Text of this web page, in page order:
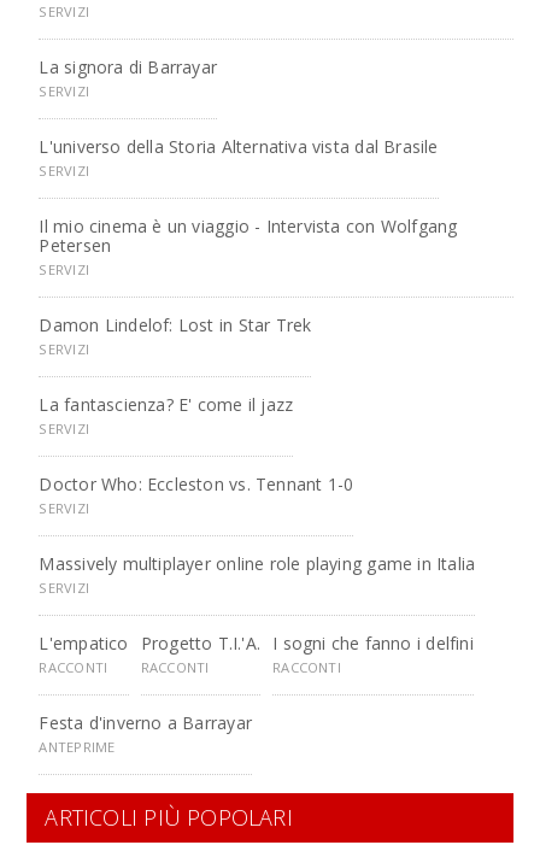
SERVIZI
La signora di Barrayar
SERVIZI
L'universo della Storia Alternativa vista dal Brasile
SERVIZI
Il mio cinema è un viaggio - Intervista con Wolfgang
Petersen
SERVIZI
Damon Lindelof: Lost in Star Trek
SERVIZI
La fantascienza? E' come il jazz
SERVIZI
Doctor Who: Eccleston vs. Tennant 1-0
SERVIZI
Massively multiplayer online role playing game in Italia
SERVIZI
L'empatico
RACCONTI
Progetto T.I.'A.
RACCONTI
I sogni che fanno i delfini
RACCONTI
Festa d'inverno a Barrayar
ANTEPRIME
ARTICOLI PIÙ POPOLARI